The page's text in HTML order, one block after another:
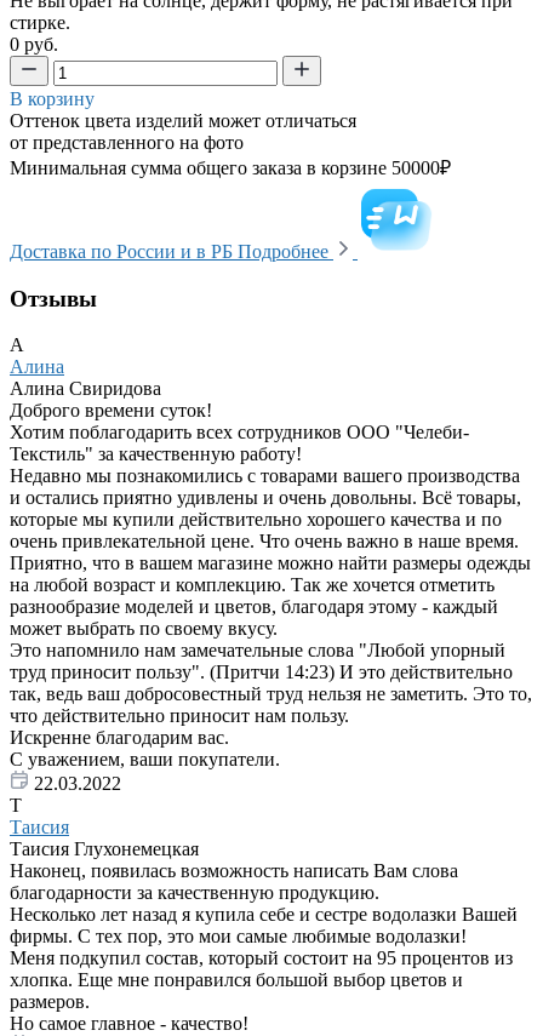
стирке.
0 руб.
В корзину
Оттенок цвета изделий может отличаться
от представленного на фото
Минимальная сумма общего заказа в корзине 50000₽
Доставка по России и в РБ Подробнее
Отзывы
А
Алина
Алина Свиридова
Доброго времени суток!
Хотим поблагодарить всех сотрудников ООО "Челеби-
Текстиль" за качественную работу!
Недавно мы познакомились с товарами вашего производства
и остались приятно удивлены и очень довольны. Всё товары,
которые мы купили действительно хорошего качества и по
очень привлекательной цене. Что очень важно в наше время.
Приятно, что в вашем магазине можно найти размеры одежды
на любой возраст и комплекцию. Так же хочется отметить
разнообразие моделей и цветов, благодаря этому - каждый
может выбрать по своему вкусу.
Это напомнило нам замечательные слова "Любой упорный
труд приносит пользу". (Притчи 14:23) И это действительно
так, ведь ваш добросовестный труд нельзя не заметить. Это то,
что действительно приносит нам пользу.
Искренне благодарим вас.
С уважением, ваши покупатели.
22.03.2022
Т
Таисия
Таисия Глухонемецкая
Наконец, появилась возможность написать Вам слова
благодарности за качественную продукцию.
Несколько лет назад я купила себе и сестре водолазки Вашей
фирмы. С тех пор, это мои самые любимые водолазки!
Меня подкупил состав, который состоит на 95 процентов из
хлопка. Еще мне понравился большой выбор цветов и
размеров.
Но самое главное - качество!